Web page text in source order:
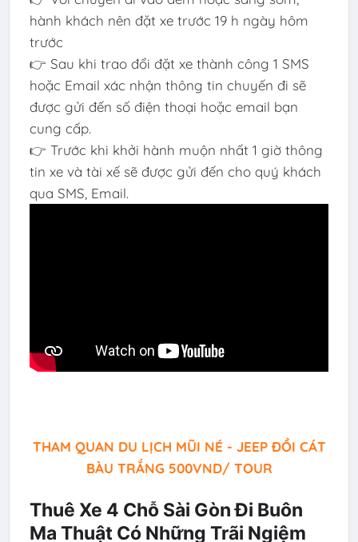
hành khách nên đặt xe trước 19 h ngày hôm
trước
👉 Sau khi trao đổi đặt xe thành công 1 SMS
hoặc Email xác nhận thông tin chuyến đi sẽ
được gửi đến số điện thoại hoặc email bạn
cung cấp.
👉 Trước khi khởi hành muộn nhất 1 giờ thông
tin xe và tài xế sẽ được gửi đến cho quý khách
qua SMS, Email.
THAM QUAN DU LỊCH MŨI NÉ - JEEP ĐỒI CÁT
BÀU TRẮNG 500VND/ TOUR
Thuê Xe 4 Chỗ Sài Gòn Đi Buôn
Ma Thuật Có Những Trãi Ngiệm